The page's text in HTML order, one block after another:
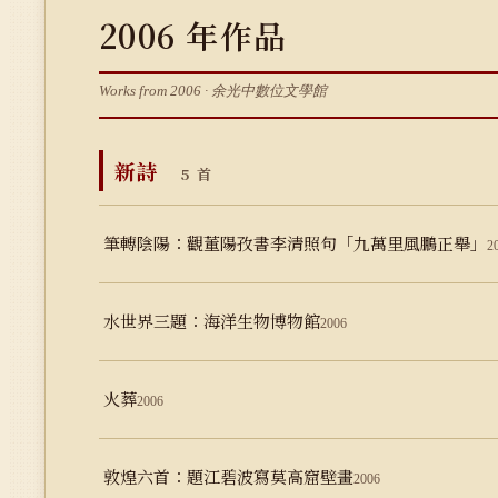
2006 年作品
Works from 2006 · 余光中數位文學館
新詩 5 首
筆轉陰陽：觀董陽孜書李清照句「九萬里風鵬正舉」
水世界三題：海洋生物博物館2006
火葬2006
敦煌六首：題江碧波寫莫高窟壁畫2006